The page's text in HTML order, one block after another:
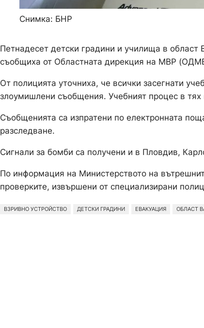
Снимка: БНР
Петнадесет детски градини и училища в област
съобщиха от Областната дирекция на МВР
От полицията уточниха, че всички засегнати
злоумишлени съобщения. Учебният процес в
Съобщенията са изпратени по електронната
разследване.
Сигнали за бомби са получени и в Пловдив,
По информация на Министерството на
проверките, извършени от специализирани
ВЗРИВНО УСТРОЙСТВО ДЕТСКИ ГРАДИНИ ЕВАКУАЦИЯ ОБЛАСТ